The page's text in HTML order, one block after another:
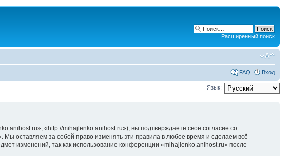
Расширенный поиск
FAQ Вход
Язык:
«http://mihajlenko.anihost.ru»), вы подтверждаете своё согласие со
оставляем за собой право изменять эти правила в любое время и сделаем всё
изменений, так как использование конференции «mihajlenko.anihost.ru» после